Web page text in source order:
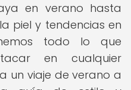
en verano hasta
piel y tendencias en
todo lo que
en cualquier
un viaje de verano a